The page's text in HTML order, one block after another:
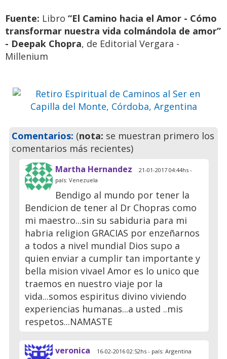
Fuente: Libro “El Camino hacia el Amor - Cómo
transformar nuestra vida colmándola de amor”
- Deepak Chopra, de Editorial Vergara -
Millenium
Retiro Espiritual de Caminos al
Ser en Capilla del Monte,
Córdoba, Argentina
Previo
Comentarios: (nota: se muestran primero los
comentarios más recientes)
Martha Hernandez 21-01-2017 04:44hs -
país: Venezuela
Bendigo al mundo por tener la
Bendicion de tener al Dr Chopras como
mi maestro...sin su sabiduria para mi
habria religion GRACIAS por enzeñarnos
a todos a nivel mundial Dios supo a
quien enviar a cumplir tan importante y
bella mision vivael Amor es lo unico que
traemos en nuestro viaje por la
vida...somos espiritus divino viviendo
experiencias humanas...a usted ..mis
respetos...NAMASTE
veronica 16-02-2016 02:52hs - país: Argentina